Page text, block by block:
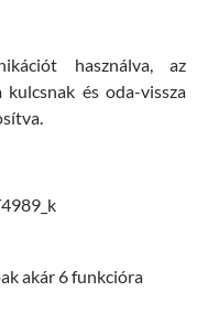
használva, az
és oda-vissza
akár 6 funkcióra